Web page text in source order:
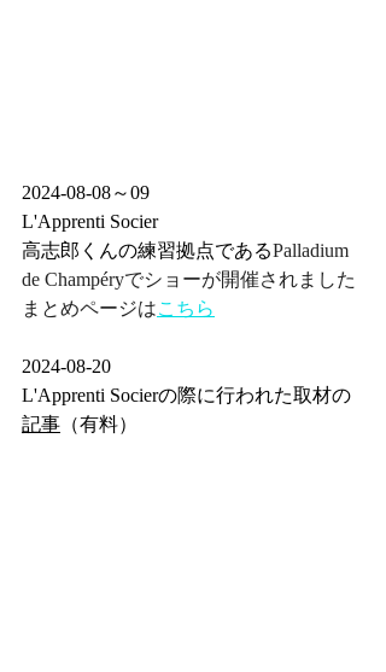
2024-08-08～09
L'Apprenti Socier
高志郎くんの練習拠点であるPalladium
de Champéryでショーが開催されました
まとめページはこちら
2024-08-20
L'Apprenti Socierの際に行われた取材の
記事 （有料）